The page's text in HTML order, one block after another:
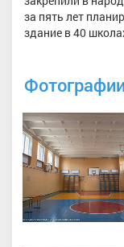
за пять лет
здание в 40
Фотографии